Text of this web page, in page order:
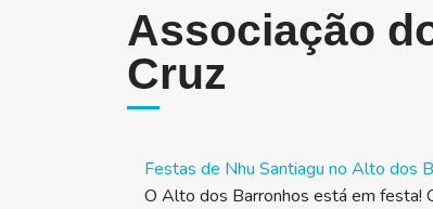
Associação
Cruz
Festas de Nhu Santiagu no Alto dos
O Alto dos Barronhos está em festa!